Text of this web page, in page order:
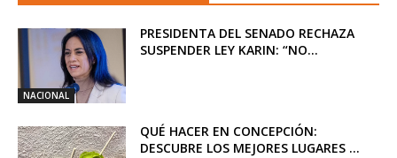
NACIONAL
PRESIDENTA DEL SENADO RECHAZA
SUSPENDER LEY KARIN: “NO...
QUÉ HACER EN CONCEPCIÓN:
DESCUBRE LOS MEJORES LUGARES ...